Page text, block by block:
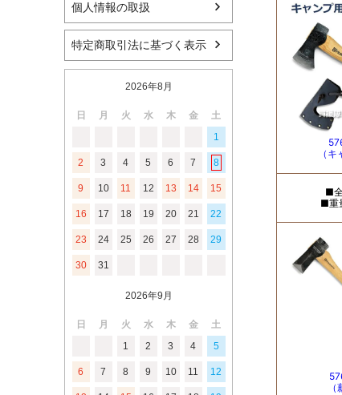
個人情報の取扱
特定商取引法に基づく表示
2026年8月
日 月 火 水 木 金
土
1
2 3 4 5 6 7 8
9 10 11 12 13 14 15
16 17 18 19 20 21 22
23 24 25 26 27 28 29
30 31
2026年9月
日 月 火 水 木 金
土
1
2 3 4 5
6 7 8 9 10 11 12